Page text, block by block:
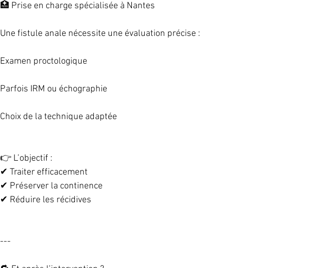
🏥 Prise en charge spécialisée à Nantes
Une fistule anale nécessite une évaluation précise :
Examen proctologique
Parfois IRM ou échographie
Choix de la technique adaptée
👉 L’objectif :
✔ Traiter efficacement
✔ Préserver la continence
✔ Réduire les récidives
---